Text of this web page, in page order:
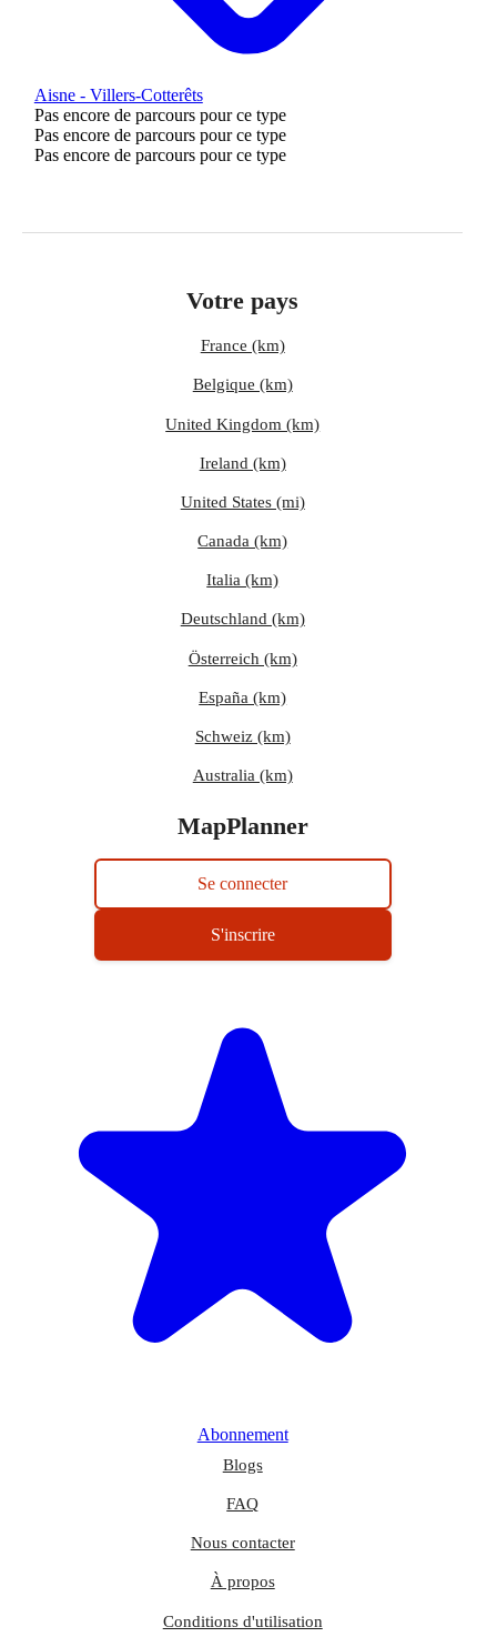
Aisne - Villers-Cotterêts
Pas encore de parcours pour ce type
Pas encore de parcours pour ce type
Pas encore de parcours pour ce type
Votre pays
France (km)
Belgique (km)
United Kingdom (km)
Ireland (km)
United States (mi)
Canada (km)
Italia (km)
Deutschland (km)
Österreich (km)
España (km)
Schweiz (km)
Australia (km)
MapPlanner
Se connecter
S'inscrire
Abonnement
Blogs
FAQ
Nous contacter
À propos
Conditions d'utilisation